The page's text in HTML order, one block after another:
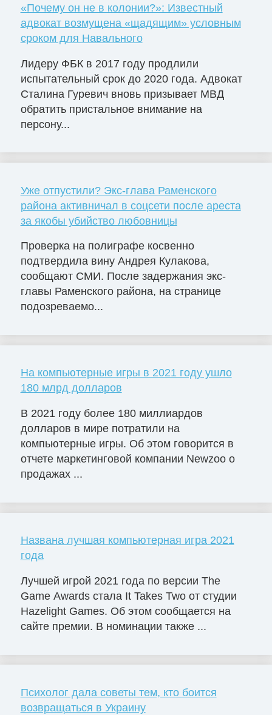
«Почему он не в колонии?»: Известный
адвокат возмущена «щадящим» условным
сроком для Навального
Лидеру ФБК в 2017 году продлили
испытательный срок до 2020 года. Адвокат
Сталина Гуревич вновь призывает МВД
обратить пристальное внимание на
персону...
Уже отпустили? Экс-глава Раменского
района активничал в соцсети после ареста
за якобы убийство любовницы
Проверка на полиграфе косвенно
подтвердила вину Андрея Кулакова,
сообщают СМИ. После задержания экс-
главы Раменского района, на странице
подозреваемо...
На компьютерные игры в 2021 году ушло
180 млрд долларов
В 2021 году более 180 миллиардов
долларов в мире потратили на
компьютерные игры. Об этом говорится в
отчете маркетинговой компании Newzoo о
продажах ...
Названа лучшая компьютерная игра 2021
года
Лучшей игрой 2021 года по версии The
Game Awards стала It Takes Two от студии
Hazelight Games. Об этом сообщается на
сайте премии. В номинации также ...
Психолог дала советы тем, кто боится
возвращаться в Украину